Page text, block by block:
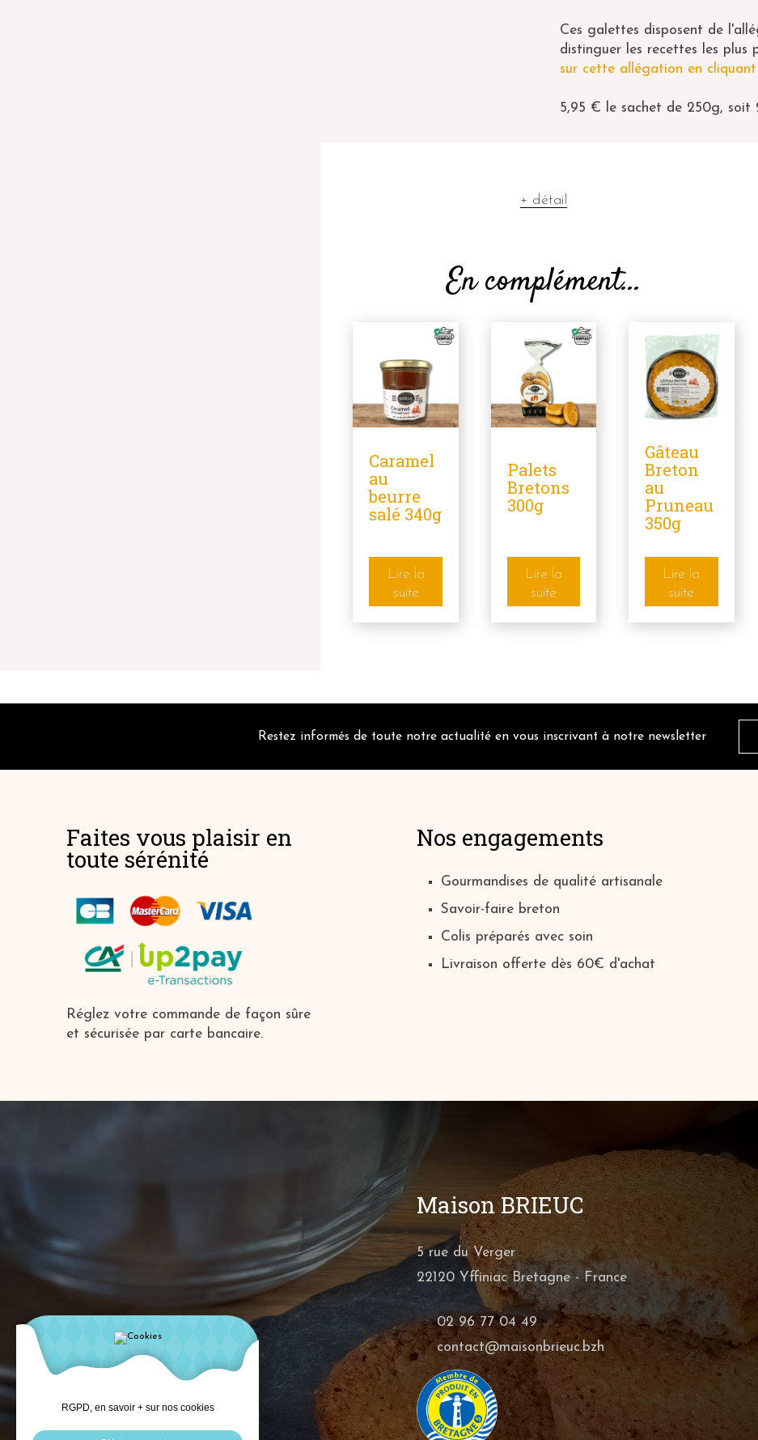
Ces galettes disposent de
distinguer les recettes les plus
sur cette allégation en
5,95 € le sachet de 250g, soit
+ détail
En complément...
Caramel
au
beurre
salé 340g
Lire la
suite
Palets
Bretons
300g
Lire la
suite
Gâteau
Breton
au
Pruneau
350g
Lire la
suite
Restez informés de toute notre actualité en vous inscrivant à notre newsletter
Faites vous plaisir en
toute sérénité
Réglez votre commande de façon sûre
et sécurisée par carte bancaire.
Nos engagements
Gourmandises de qualité artisanale
Savoir-faire breton
Colis préparés avec soin
Livraison offerte dès 60€ d'achat
Maison BRIEUC
5 rue du Verger
22120 Yffiniac Bretagne - France
02 96 77 04 49
contact@maisonbrieuc.bzh
RGPD, en savoir + sur nos cookies